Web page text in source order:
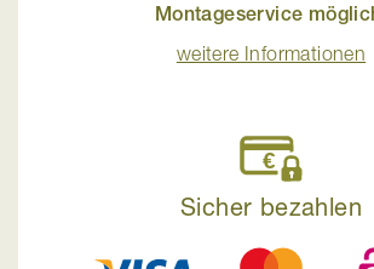
Montageservice
weitere Informationen
Sicher bezahlen